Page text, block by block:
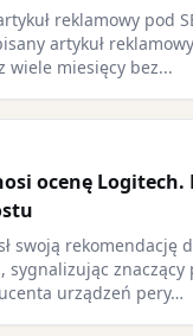
reklamowy pod
artykuł
wiele miesięcy bez...
ocenę Logitech.
swoją rekomendację
sygnalizując znaczący
urządzeń pery…